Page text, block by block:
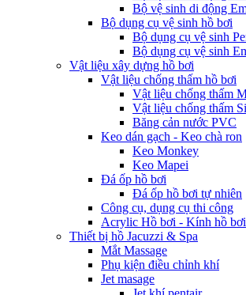
Bộ vệ sinh di động
Bộ dụng cụ vệ sinh hồ bơi
Bộ dụng cụ vệ sinh
Bộ dụng cụ vệ sinh
Vật liệu xây dựng hồ bơi
Vật liệu chống thấm hồ bơi
Vật liệu chống thấm
Vật liệu chống thấm
Băng cản nước PVC
Keo dán gạch - Keo chà ron
Keo Monkey
Keo Mapei
Đá ốp hồ bơi
Đá ốp hồ bơi tự nhiên
Công cụ, dụng cụ thi công
Acrylic Hồ bơi - Kính hồ bơi
Thiết bị hồ Jacuzzi & Spa
Mắt Massage
Phụ kiện điều chỉnh khí
Jet masage